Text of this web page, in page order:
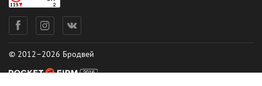
© 2012–2026 Бродвей